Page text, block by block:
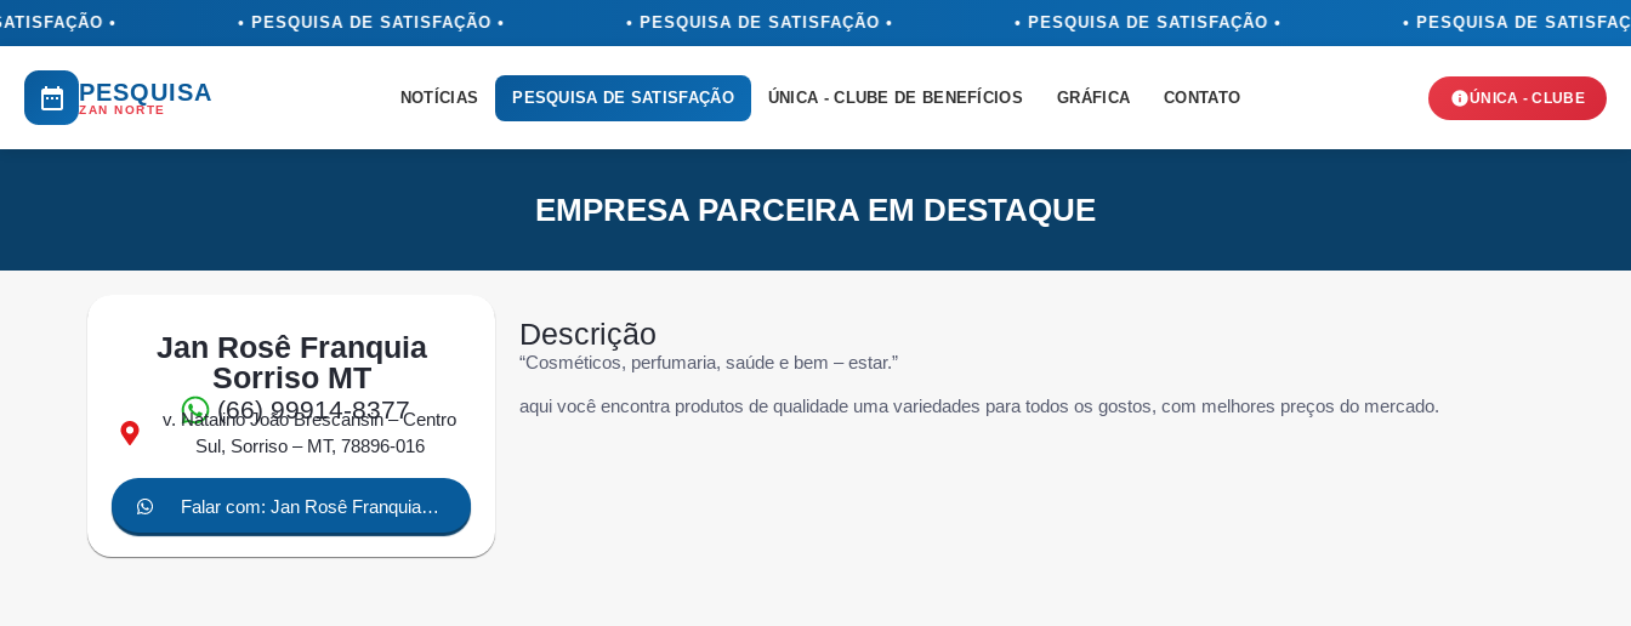
• • PESQUISA DE SATISFAÇÃO • • PESQUISA DE SATISFAÇÃO • • PESQUISA DE SATISFAÇÃO • • PESQUISA DE
PESQUISA
ZAN NORTE
NOTÍCIAS PESQUISA DE SATISFAÇÃO ÚNICA - CLUBE DE BENEFÍCIOS GRÁFICA CONTATO ÚNICA - CLUBE
EMPRESA PARCEIRA EM DESTAQUE
Jan Rosê Franquia
Sorriso MT
(66) 99914-8377
v. Natalino João Brescansin – Centro
Sul, Sorriso – MT, 78896-016
Falar com: Jan Rosê Franquia
Sorriso MT
Descrição
“Cosméticos, perfumaria, saúde e bem – estar.”
aqui você encontra produtos de qualidade uma variedades para todos os gostos, com melhores preços do mercado.